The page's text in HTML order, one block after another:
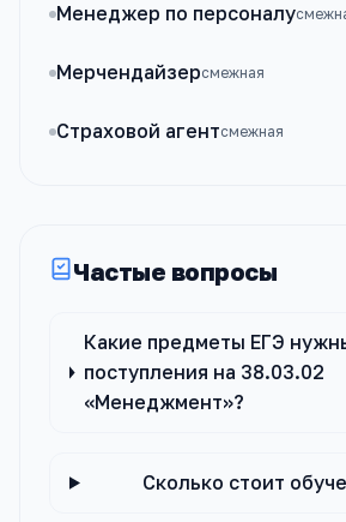
Менеджер по персоналу
Мерчендайзерсмежная
Страховой агентсмежная
Частые вопросы
Какие предметы ЕГЭ
поступления на 38.03.02
«Менеджмент»?
Сколько стоит